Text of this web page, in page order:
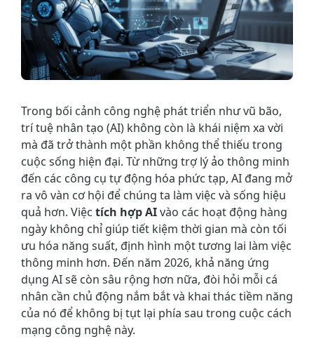
Trong bối cảnh công nghệ phát triển như vũ bão,
trí tuệ nhân tạo (AI) không còn là khái niệm xa vời
mà đã trở thành một phần không thể thiếu trong
cuộc sống hiện đại. Từ những trợ lý ảo thông minh
đến các công cụ tự động hóa phức tạp, AI đang mở
ra vô vàn cơ hội để chúng ta làm việc và sống hiệu
quả hơn. Việc tích hợp AIvào các hoạt động hàng
ngày không chỉ giúp tiết kiệm thời gian mà còn tối
ưu hóa năng suất, định hình một tương lai làm việc
thông minh hơn. Đến năm 2026, khả năng ứng
dụng AI sẽ còn sâu rộng hơn nữa, đòi hỏi mỗi cá
nhân cần chủ động nắm bắt và khai thác tiềm năng
của nó để không bị tụt lại phía sau trong cuộc cách
mạng công nghệ này.